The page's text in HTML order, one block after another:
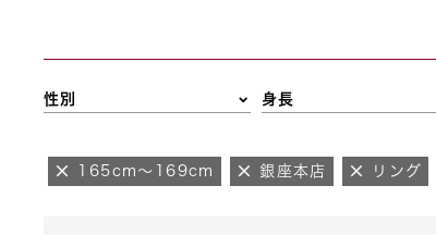
性別 身長
165cm～169cm 銀座本店 リング